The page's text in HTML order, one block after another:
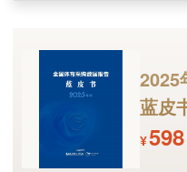
利、技术壁垒，补足
一、提升产业创
施重点产品高端提升
重点产品，突破制
垒，补足电子元器件
2025
蓝皮
¥598